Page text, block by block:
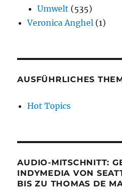
Umwelt (535)
Veronica Anghel (1)
AUSFÜHRLICHES
Hot Topics
AUDIO-MITSCHNITT:
INDYMEDIA VON
BIS ZU THOMAS DE